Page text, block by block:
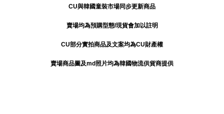
CU與韓國童裝市場同步更新商品
賣場均為預購型態/現貨會加以註明
CU部分實拍商品及文案均為CU財產權
賣場商品圖及md照片均為韓國物流供貨商提供